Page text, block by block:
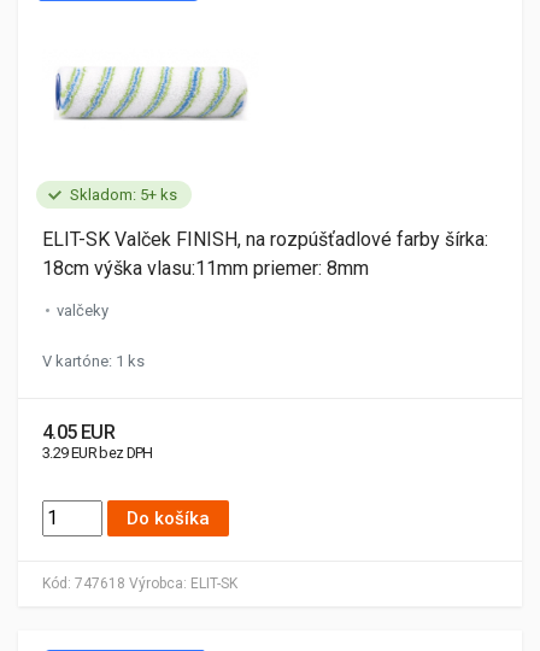
Skladom: 5+ ks
Kód: 747618 Výrobca: ELIT-SK
ELIT-SK Valček FINISH, na rozpúšťadlové farby šírka:
18cm výška vlasu:11mm priemer: 8mm
valčeky
V kartóne: 1 ks
4.05 EUR
3.29 EUR bez DPH
Do košíka